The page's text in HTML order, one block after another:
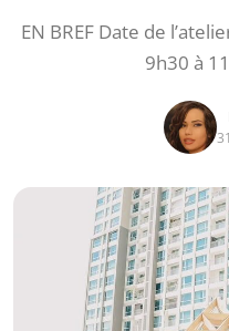
EN BREF Date de
9h30 à